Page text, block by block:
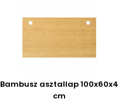
Bambusz asztallap 100x60x4
cm